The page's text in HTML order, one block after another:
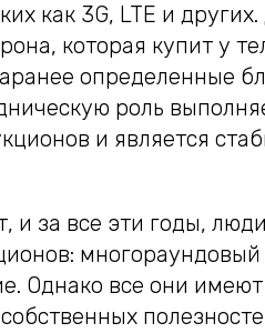
как 3G, LTE и
которая купит у
определенные
роль
и является
и за все эти годы,
Однако все они